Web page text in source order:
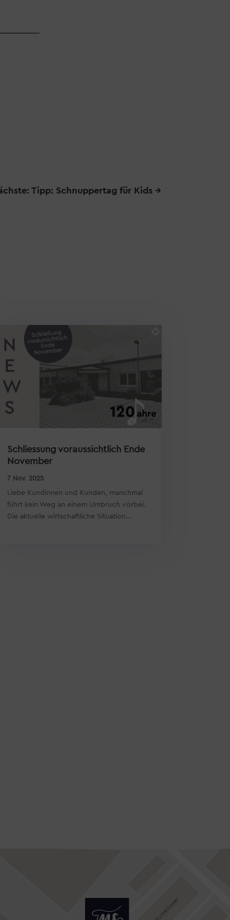
Tipp: Schnuppertag für Kids→
Schliessung voraussichtlich Ende
November
7 Nov. 2025
Liebe Kundinnen und Kunden, manchmal
führt kein Weg an einem Umbruch vorbei.
Die aktuelle wirtschaftliche Situation...